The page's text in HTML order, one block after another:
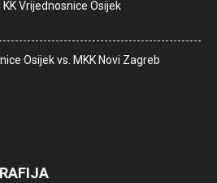
KK Vrijednosnice Osijek
Osijek vs. MKK Novi Zagreb